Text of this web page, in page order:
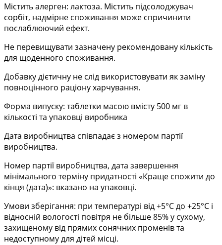
Містить алерген: лактоза. Містить підсолоджувач
сорбіт, надмірне споживання може спричинити
послаблюючий ефект.
Не перевищувати зазначену рекомендовану кількість
для щоденного споживання.
Добавку дієтичну не слід використовувати як заміну
повноцінного раціону харчування.
Форма випуску: таблетки масою вмісту 500 мг в
кількості та упаковці виробника
Дата виробництва співпадає з номером партії
виробництва.
Номер партії виробництва, дата завершення
мінімального терміну придатності «Краще спожити до
кінця (дата)»: вказано на упаковці.
Умови зберігання: при температурі від +5°С до +25°С і
відносній вологості повітря не більше 85% у сухому,
захищеному від прямих сонячних променів та
недоступному для дітей місці.